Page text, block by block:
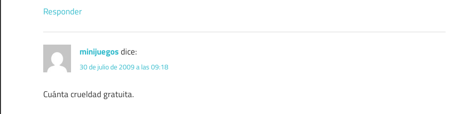
Responder
minijuegosdice:
30 de julio de 2009 a las 09:18
Cuánta crueldad gratuita.